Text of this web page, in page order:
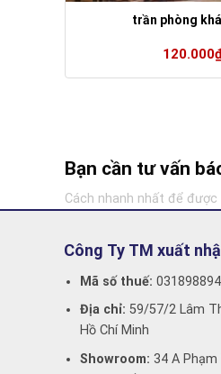
trần phòng
120.000
Bạn cần tư vấn
Cách nhanh nhất để
Công Ty TM xuất
Mã số thuế:
Địa chỉ: 59/57/2 Lâm
Hồ Chí Minh
Showroom: 34 A